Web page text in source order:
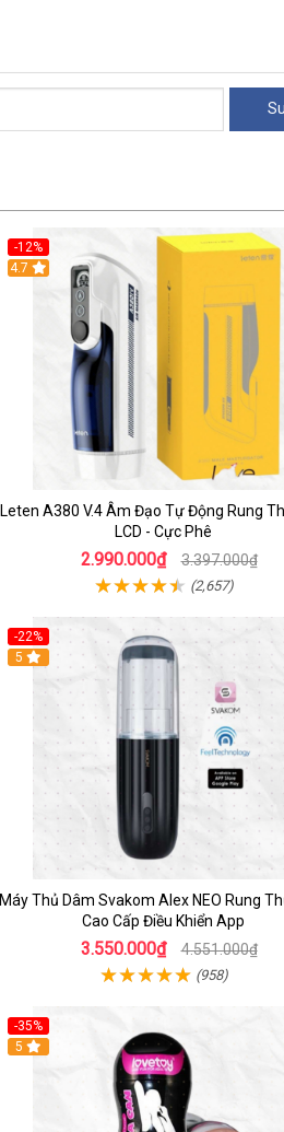
-12%
Hot
4.7
Leten A380 V.4 Âm Đạo Tự Động Rung
LCD - Cực Phê
2.990.000₫ 3.397.000₫
(2,657)
-22%
5
Máy Thủ Dâm Svakom Alex NEO Rung
Cao Cấp Điều Khiển App
3.550.000₫ 4.551.000₫
(958)
-35%
5